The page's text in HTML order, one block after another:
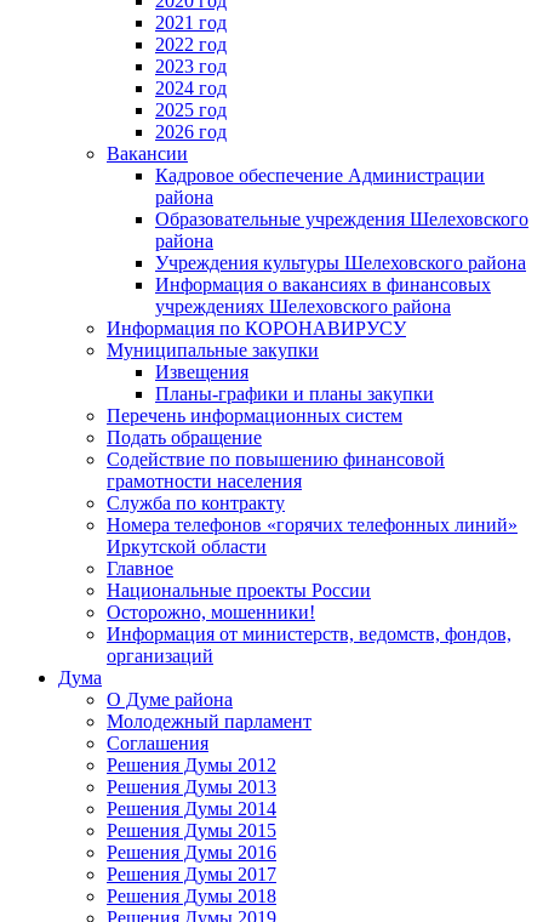
2021 год
2022 год
2023 год
2024 год
2025 год
2026 год
Вакансии
Кадровое обеспечение Администрации
района
Образовательные учреждения Шелеховского
района
Учреждения культуры Шелеховского района
Информация о вакансиях в финансовых
учреждениях Шелеховского района
Информация по КОРОНАВИРУСУ
Муниципальные закупки
Извещения
Планы-графики и планы закупки
Перечень информационных систем
Подать обращение
Содействие по повышению финансовой
грамотности населения
Служба по контракту
Номера телефонов «горячих телефонных линий»
Иркутской области
Главное
Национальные проекты России
Осторожно, мошенники!
Информация от министерств, ведомств, фондов,
организаций
Дума
О Думе района
Молодежный парламент
Соглашения
Решения Думы 2012
Решения Думы 2013
Решения Думы 2014
Решения Думы 2015
Решения Думы 2016
Решения Думы 2017
Решения Думы 2018
Решения Думы 2019